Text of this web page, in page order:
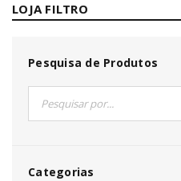
LOJA FILTRO
Pesquisa de Produtos
Categorias